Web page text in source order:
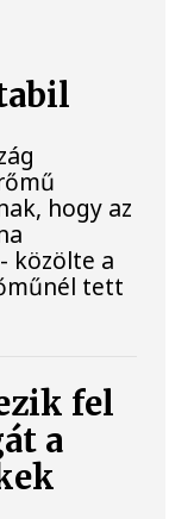
hogy az
közölte a
tett
fel
a